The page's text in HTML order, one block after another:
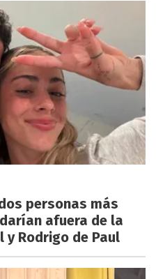
personas más
afuera de la
y Rodrigo de Paul